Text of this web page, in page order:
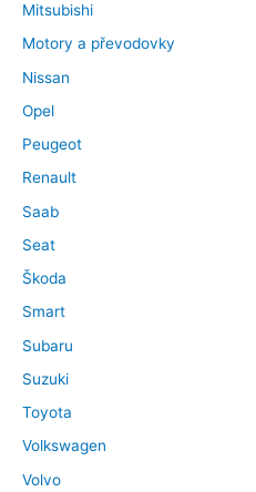
Mitsubishi
Motory a převodovky
Nissan
Opel
Peugeot
Renault
Saab
Seat
Škoda
Smart
Subaru
Suzuki
Toyota
Volkswagen
Volvo